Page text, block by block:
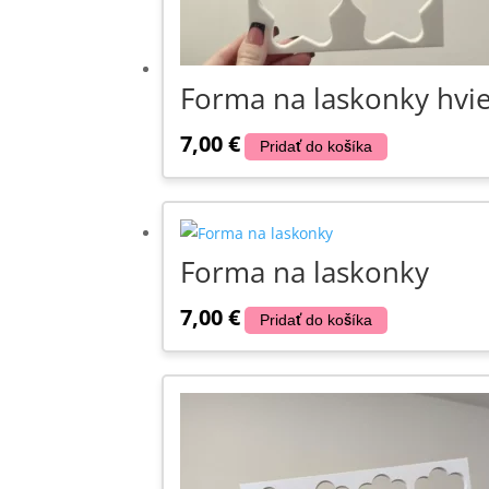
Forma na laskonky
7,00€ Pridať do košíka
Forma na laskonky
7,00€ Pridať do košíka